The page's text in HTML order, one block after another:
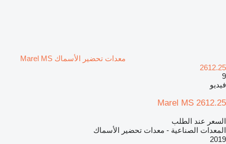
معدات تحضير الأسماك Marel MS
2612.25
9
فيديو
Marel MS 2612.25
السعر عند الطلب
المعدات الصناعية - معدات تحضير الأسماك
2019